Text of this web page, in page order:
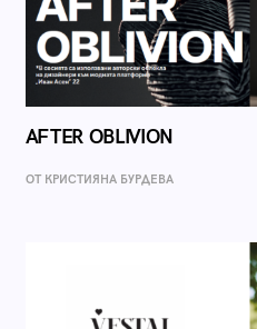
AFTER OBLIVION
ОТ КРИСТИЯНА БУРДЕВА